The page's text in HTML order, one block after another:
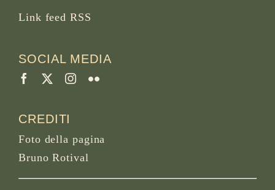
Link feed RSS
SOCIAL MEDIA
CREDITI
Foto della pagina
Bruno Rotival